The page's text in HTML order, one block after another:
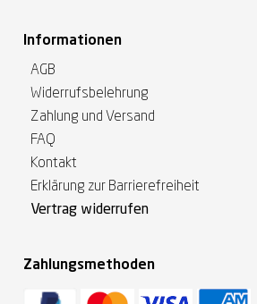
Informationen
AGB
Widerrufsbelehrung
Zahlung und Versand
FAQ
Kontakt
Erklärung zur Barrierefreiheit
Vertrag widerrufen
Zahlungsmethoden